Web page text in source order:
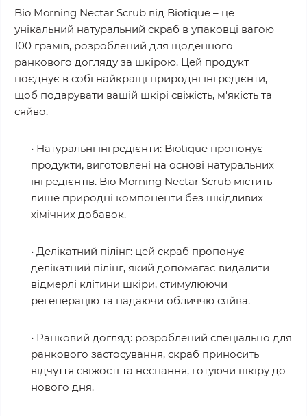
Bio Morning Nectar Scrub від Biotique – це
унікальний натуральний скраб в упаковці вагою
100 грамів, розроблений для щоденного
ранкового догляду за шкірою. Цей продукт
поєднує в собі найкращі природні інгредієнти,
щоб подарувати вашій шкірі свіжість, м'якість та
сяйво.
• Натуральні інгредієнти: Biotique пропонує
продукти, виготовлені на основі натуральних
інгредієнтів. Bio Morning Nectar Scrub містить
лише природні компоненти без шкідливих
хімічних добавок.
• Делікатний пілінг: цей скраб пропонує
делікатний пілінг, який допомагає видалити
відмерлі клітини шкіри, стимулюючи
регенерацію та надаючи обличчю сяйва.
• Ранковий догляд: розроблений спеціально для
ранкового застосування, скраб приносить
відчуття свіжості та неспання, готуючи шкіру до
нового дня.